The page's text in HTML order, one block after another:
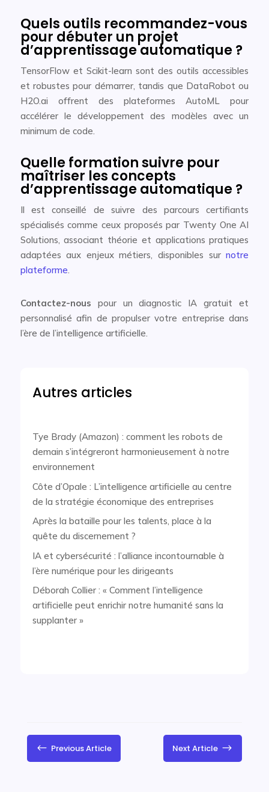
Quels outils recommandez-vous
pour débuter un projet
d’apprentissage automatique ?
TensorFlow et Scikit-learn sont des outils accessibles
et robustes pour démarrer, tandis que DataRobot ou
H2O.ai offrent des plateformes AutoML pour
accélérer le développement des modèles avec un
minimum de code.
Quelle formation suivre pour
maîtriser les concepts
d’apprentissage automatique ?
Il est conseillé de suivre des parcours certifiants
spécialisés comme ceux proposés par Twenty One AI
Solutions, associant théorie et applications pratiques
adaptées aux enjeux métiers, disponibles surnotre
plateforme.
Contactez-nous pour un diagnostic IA gratuit et
personnalisé afin de propulser votre entreprise dans
l’ère de l’intelligence artificielle.
Autres articles
Tye Brady (Amazon) : comment les robots de
demain s’intégreront harmonieusement à notre
environnement
Côte d’Opale : L’intelligence artificielle au centre
de la stratégie économique des entreprises
Après la bataille pour les talents, place à la
quête du discernement ?
IA et cybersécurité : l’alliance incontournable à
l’ère numérique pour les dirigeants
Déborah Collier : « Comment l’intelligence
artificielle peut enrichir notre humanité sans la
supplanter »
# Previous Article Next Article $